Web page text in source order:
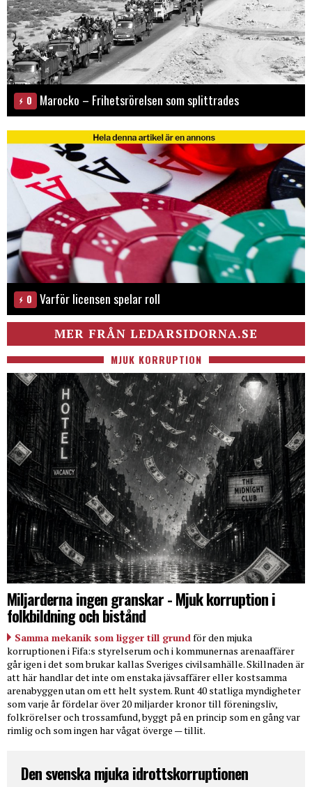
0 Marocko – Frihetsrörelsen som splittrades
0 Varför licensen spelar roll
MER FRÅN LEDARSIDORNA.SE
MJUK KORRUPTION
Miljarderna ingen granskar - Mjuk korruption i
folkbildning och bistånd
Samma mekanik som ligger till grund för den mjuka
korruptionen i Fifa:s styrelserum och i kommunernas arenaaffärer
går igen i det som brukar kallas Sveriges civilsamhälle. Skillnaden är
att här handlar det inte om enstaka jävsaffärer eller kostsamma
arenabyggen utan om ett helt system. Runt 40 statliga myndigheter
som varje år fördelar över 20 miljarder kronor till föreningsliv,
folkrörelser och trossamfund, byggt på en princip som en gång var
rimlig och som ingen har vågat överge — tillit.
Den svenska mjuka idrottskorruptionen